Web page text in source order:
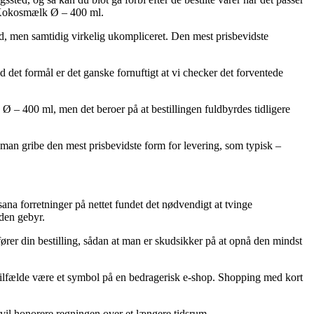
Ø – 400 ml.
men samtidig virkelig ukompliceret. Den mest prisbevidste
formål er det ganske fornuftigt at vi checker det forventede
– 400 ml, men det beroer på at bestillingen fuldbyrdes tidligere
gribe den mest prisbevidste form for levering, som typisk –
forretninger på nettet fundet det nødvendigt at tvinge
gebyr.
din bestilling, sådan at man er skudsikker på at opnå den mindst
være et symbol på en bedragerisk e-shop. Shopping med kort